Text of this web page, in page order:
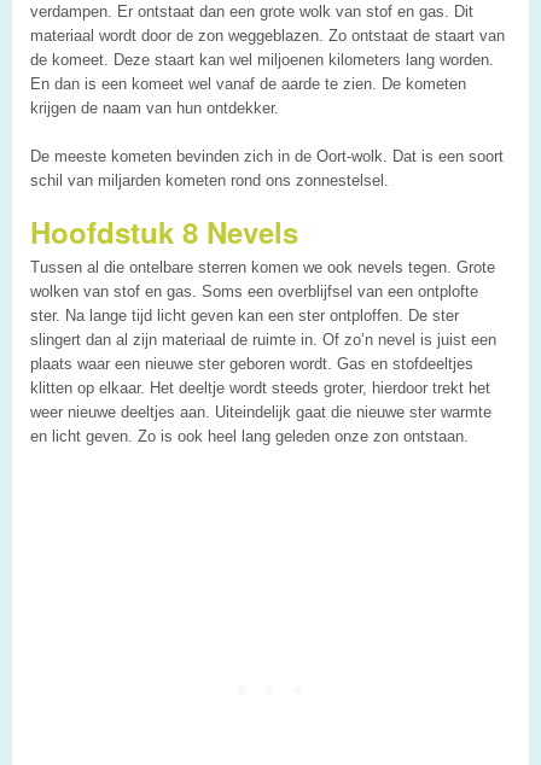
verdampen. Er ontstaat dan een grote wolk van stof en gas. Dit
materiaal wordt door de zon weggeblazen. Zo ontstaat de staart van
de komeet. Deze staart kan wel miljoenen kilometers lang worden.
En dan is een komeet wel vanaf de aarde te zien. De kometen
krijgen de naam van hun ontdekker.
De meeste kometen bevinden zich in de Oort-wolk. Dat is een soort
schil van miljarden kometen rond ons zonnestelsel.
Hoofdstuk 8 Nevels
Tussen al die ontelbare sterren komen we ook nevels tegen. Grote
wolken van stof en gas. Soms een overblijfsel van een ontplofte
ster. Na lange tijd licht geven kan een ster ontploffen. De ster
slingert dan al zijn materiaal de ruimte in. Of zo’n nevel is juist een
plaats waar een nieuwe ster geboren wordt. Gas en stofdeeltjes
klitten op elkaar. Het deeltje wordt steeds groter, hierdoor trekt het
weer nieuwe deeltjes aan. Uiteindelijk gaat die nieuwe ster warmte
en licht geven. Zo is ook heel lang geleden onze zon ontstaan.